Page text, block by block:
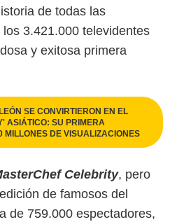
de todas las
3.421.000 televidentes
y exitosa primera
SE CONVIRTIERON EN EL
ASIÁTICO: SU PRIMERA
MILLONES DE VISUALIZACIONES
Celebrity, pero
de famosos del
de 759.000 espectadores,